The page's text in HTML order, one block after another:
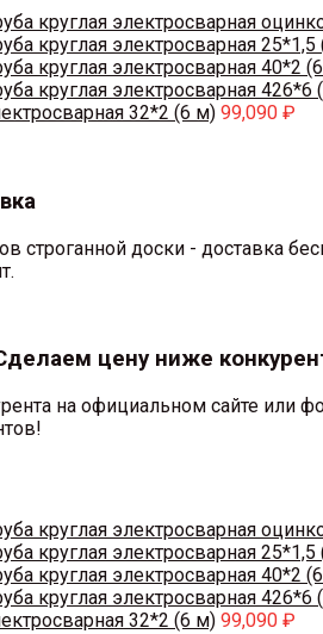
круглая электросварная
круглая электросварная
круглая электросварная 40*2
круглая электросварная 426*6
32*2 (6 м) 99,090 ₽
строганной доски - доставка
цену ниже
на официальном сайте или
круглая электросварная
круглая электросварная
круглая электросварная 40*2
круглая электросварная 426*6
32*2 (6 м) 99,090 ₽